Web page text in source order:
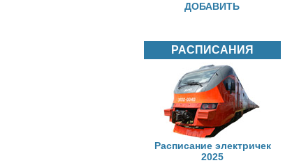
ДОБАВИТЬ
РАСПИСАНИЯ
Расписание электричек
2025